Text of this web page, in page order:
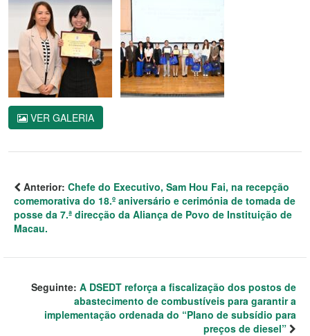
VER GALERIA
Anterior: Chefe do Executivo, Sam Hou Fai, na recepção
comemorativa do 18.º aniversário e cerimónia de tomada de
posse da 7.ª direcção da Aliança de Povo de Instituição de
Macau.
Seguinte: A DSEDT reforça a fiscalização dos postos de
abastecimento de combustíveis para garantir a
implementação ordenada do “Plano de subsídio para
preços de diesel”